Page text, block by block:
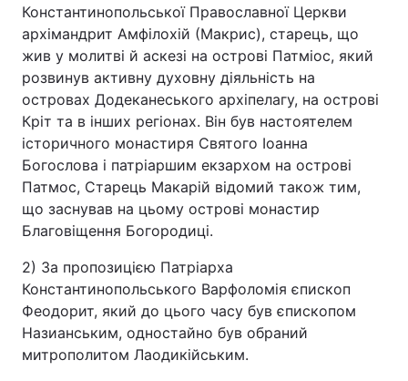
Послуги
Тема оформлення
Константинопольської Православної Церкви
архімандрит Амфілохій (Макрис), старець, що
жив у молитві й аскезі на острові Патміос, який
розвинув активну духовну діяльність на
островах Додеканеського архіпелагу, на острові
Кріт та в інших регіонах. Він був настоятелем
історичного монастиря Святого Іоанна
Богослова і патріаршим екзархом на острові
Патмос, Старець Макарій відомий також тим,
що заснував на цьому острові монастир
Благовіщення Богородиці.
2) За пропозицією Патріарха
Константинопольського Варфоломія єпископ
Феодорит, який до цього часу був єпископом
Назианським, одностайно був обраний
митрополитом Лаодикійським.